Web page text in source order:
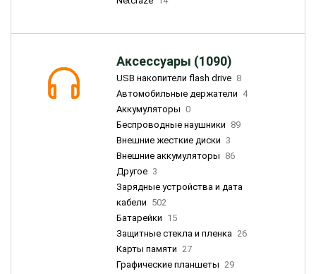
Аксессуары (1090)
USB накопители flash drive 8
Автомобильные держатели 4
Аккумуляторы 0
Беспроводные наушники 89
Внешние жесткие диски 3
Внешние аккумуляторы 86
Другое 3
Зарядные устройства и дата
кабели 502
Батарейки 15
Защитные стекла и пленка 26
Карты памяти 27
Графические планшеты 29